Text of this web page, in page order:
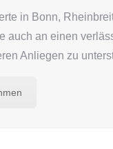
in Bonn,
an einen
Anliegen zu